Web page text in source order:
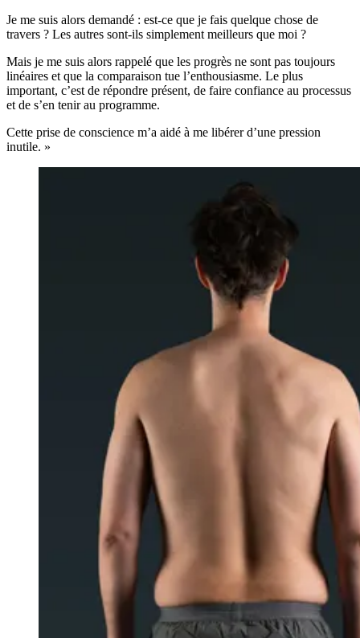
Je me suis alors demandé : est-ce que je fais quelque chose de
travers ? Les autres sont-ils simplement meilleurs que moi ?
Mais je me suis alors rappelé que les progrès ne sont pas toujours
linéaires et que la comparaison tue l’enthousiasme. Le plus
important, c’est de répondre présent, de faire confiance au processus
et de s’en tenir au programme.
Cette prise de conscience m’a aidé à me libérer d’une pression
inutile. »